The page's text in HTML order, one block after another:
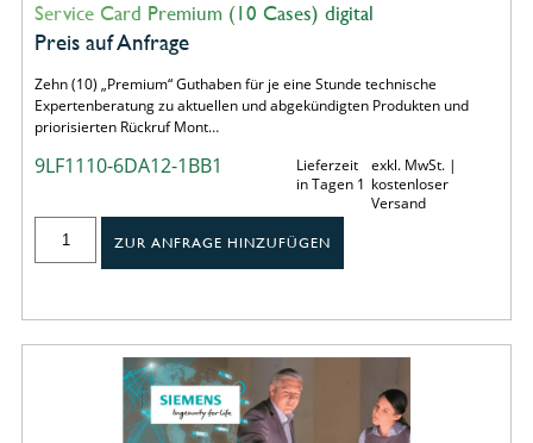
Service Card Premium (10 Cases) digital
Preis auf Anfrage
Zehn (10) „Premium“ Guthaben für je eine Stunde technische
Expertenberatung zu aktuellen und abgekündigten Produkten und
priorisierten Rückruf Mont…
9LF1110-6DA12-1BB1
Lieferzeit
in Tagen 1
exkl. MwSt. |
kostenloser
Versand
ZUR ANFRAGE HINZUFÜGEN